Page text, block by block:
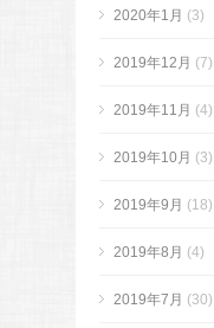
2020年1月 (3)
2019年12月 (7)
2019年11月 (4)
2019年10月 (3)
2019年9月 (18)
2019年8月 (4)
2019年7月 (30)